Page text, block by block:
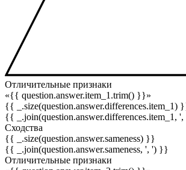
Отличительные признаки
«{{ question.answer.item_1.trim() }}»
{{ _.size(question.answer.differences.item_1)
{{ _.join(question.answer.differences.item_1,
Сходства
{{ _.size(question.answer.sameness) }}
{{ _.join(question.answer.sameness, ', ') }}
Отличительные признаки